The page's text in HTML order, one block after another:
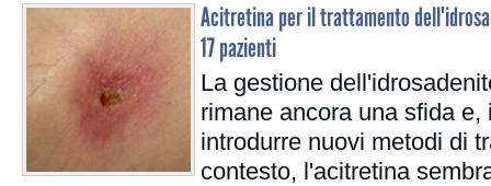
Acitretina per il trattamento
17 pazienti
La gestione
rimane ancora una sfida
introdurre nuovi metodi di
contesto, l'acitretina